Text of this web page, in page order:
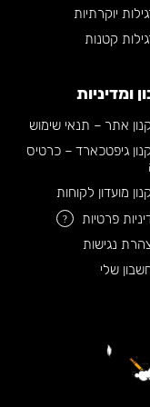
יוקרתיות
קטנות
ומדיניות
אתר – תנאי שימוש
גיפטכארד – כרטיס
מועדון לקוחות
פרטיות
?
נגישות
שלי